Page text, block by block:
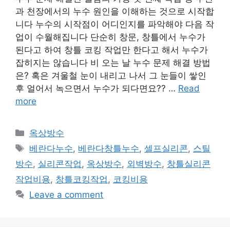
과 천장에서의 누수 원인을 이해하는 것으로 시작합
니다 누수의 시작점이 어디인지를 파악해야 다음 작
업이 수월해집니다 단순히 창문, 창틀에서 누수가
된다고 하여 창틀 코킹 작업만 한다고 해서 누수가
잡히지는 않습니다 비 오는 날 누수 문제 해결 방법
은? 혹은 겨울철 눈이 내리고 나서 그 눈들이 쌓인
후 얼어서 녹으면서 누수가 되다면요?? … Read
more
Categories
옥상방수
Tags
베란다누수, 베란다창틀누수,셀프실리콘, 스틸
방수, 실리콘작업 , 옥상방수, 외벽방수, 창틀실리콘
작업비용, 창틀코킹작업 , 코킹비용
Leave a comment